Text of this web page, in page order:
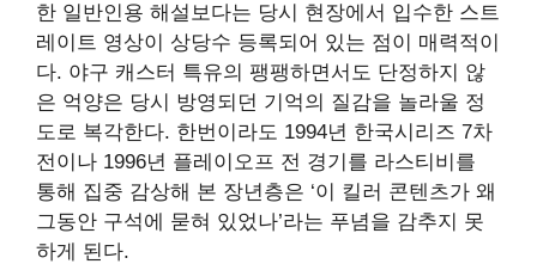
한 일반인용 해설보다는 당시 현장에서 입수한 스트
레이트 영상이 상당수 등록되어 있는 점이 매력적이
다. 야구 캐스터 특유의 팽팽하면서도 단정하지 않
은 억양은 당시 방영되던 기억의 질감을 놀라울 정
도로 복각한다. 한번이라도 1994년 한국시리즈 7차
전이나 1996년 플레이오프 전 경기를 라스티비를
통해 집중 감상해 본 장년층은 ‘이 킬러 콘텐츠가 왜
그동안 구석에 묻혀 있었나’라는 푸념을 감추지 못
하게 된다.